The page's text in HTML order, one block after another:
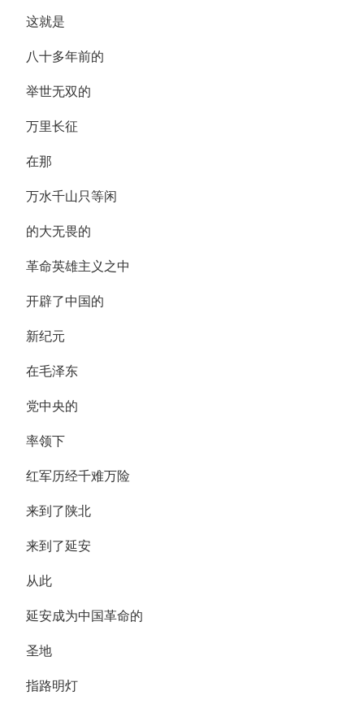
这就是
八十多年前的
举世无双的
万里长征
在那
万水千山只等闲
的大无畏的
革命英雄主义之中
开辟了中国的
新纪元
在毛泽东
党中央的
率领下
红军历经千难万险
来到了陕北
来到了延安
从此
延安成为中国革命的
圣地
指路明灯